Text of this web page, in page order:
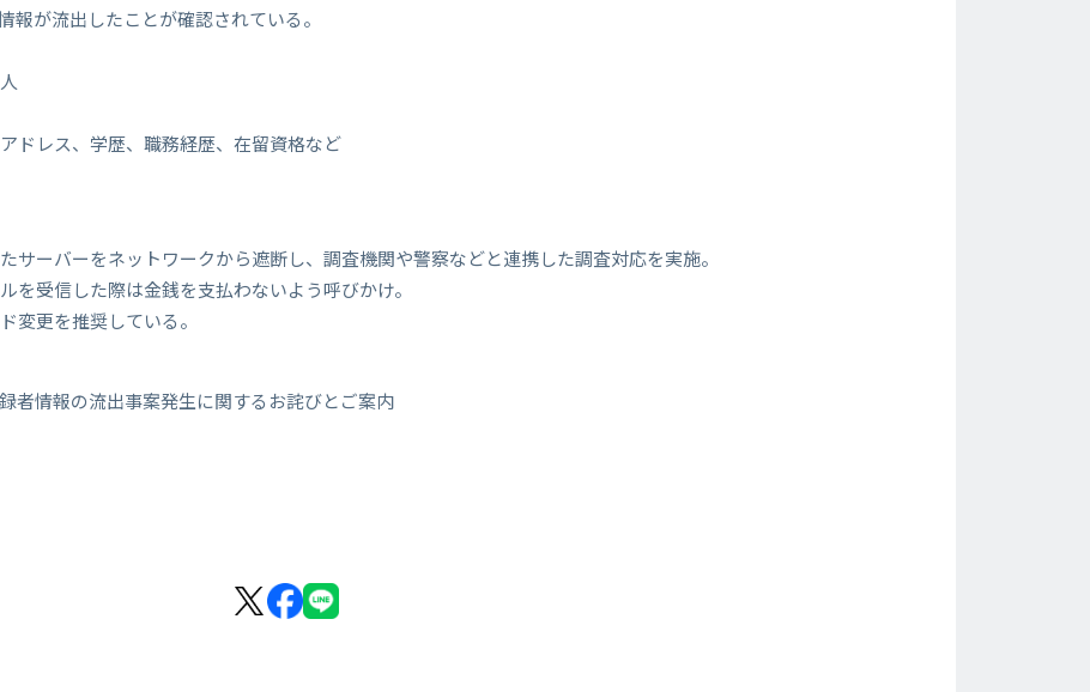
報が流出したことが確認されている。
ドレス、学歴、職務経歴、在留資格など
サーバーをネットワークから遮断し、調査機関や警察などと連携した調査対応を実施。
を受信した際は金銭を支払わないよう呼びかけ。
変更を推奨している。
者情報の流出事案発生に関するお詫びとご案内